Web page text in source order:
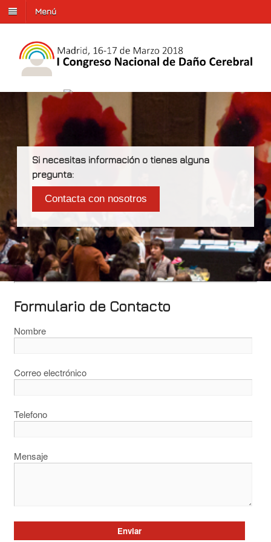
Menú
Si necesitas información o tienes alguna
pregunta:
Contacta con nosotros
Formulario de Contacto
Nombre
Correo electrónico
Telefono
Mensaje